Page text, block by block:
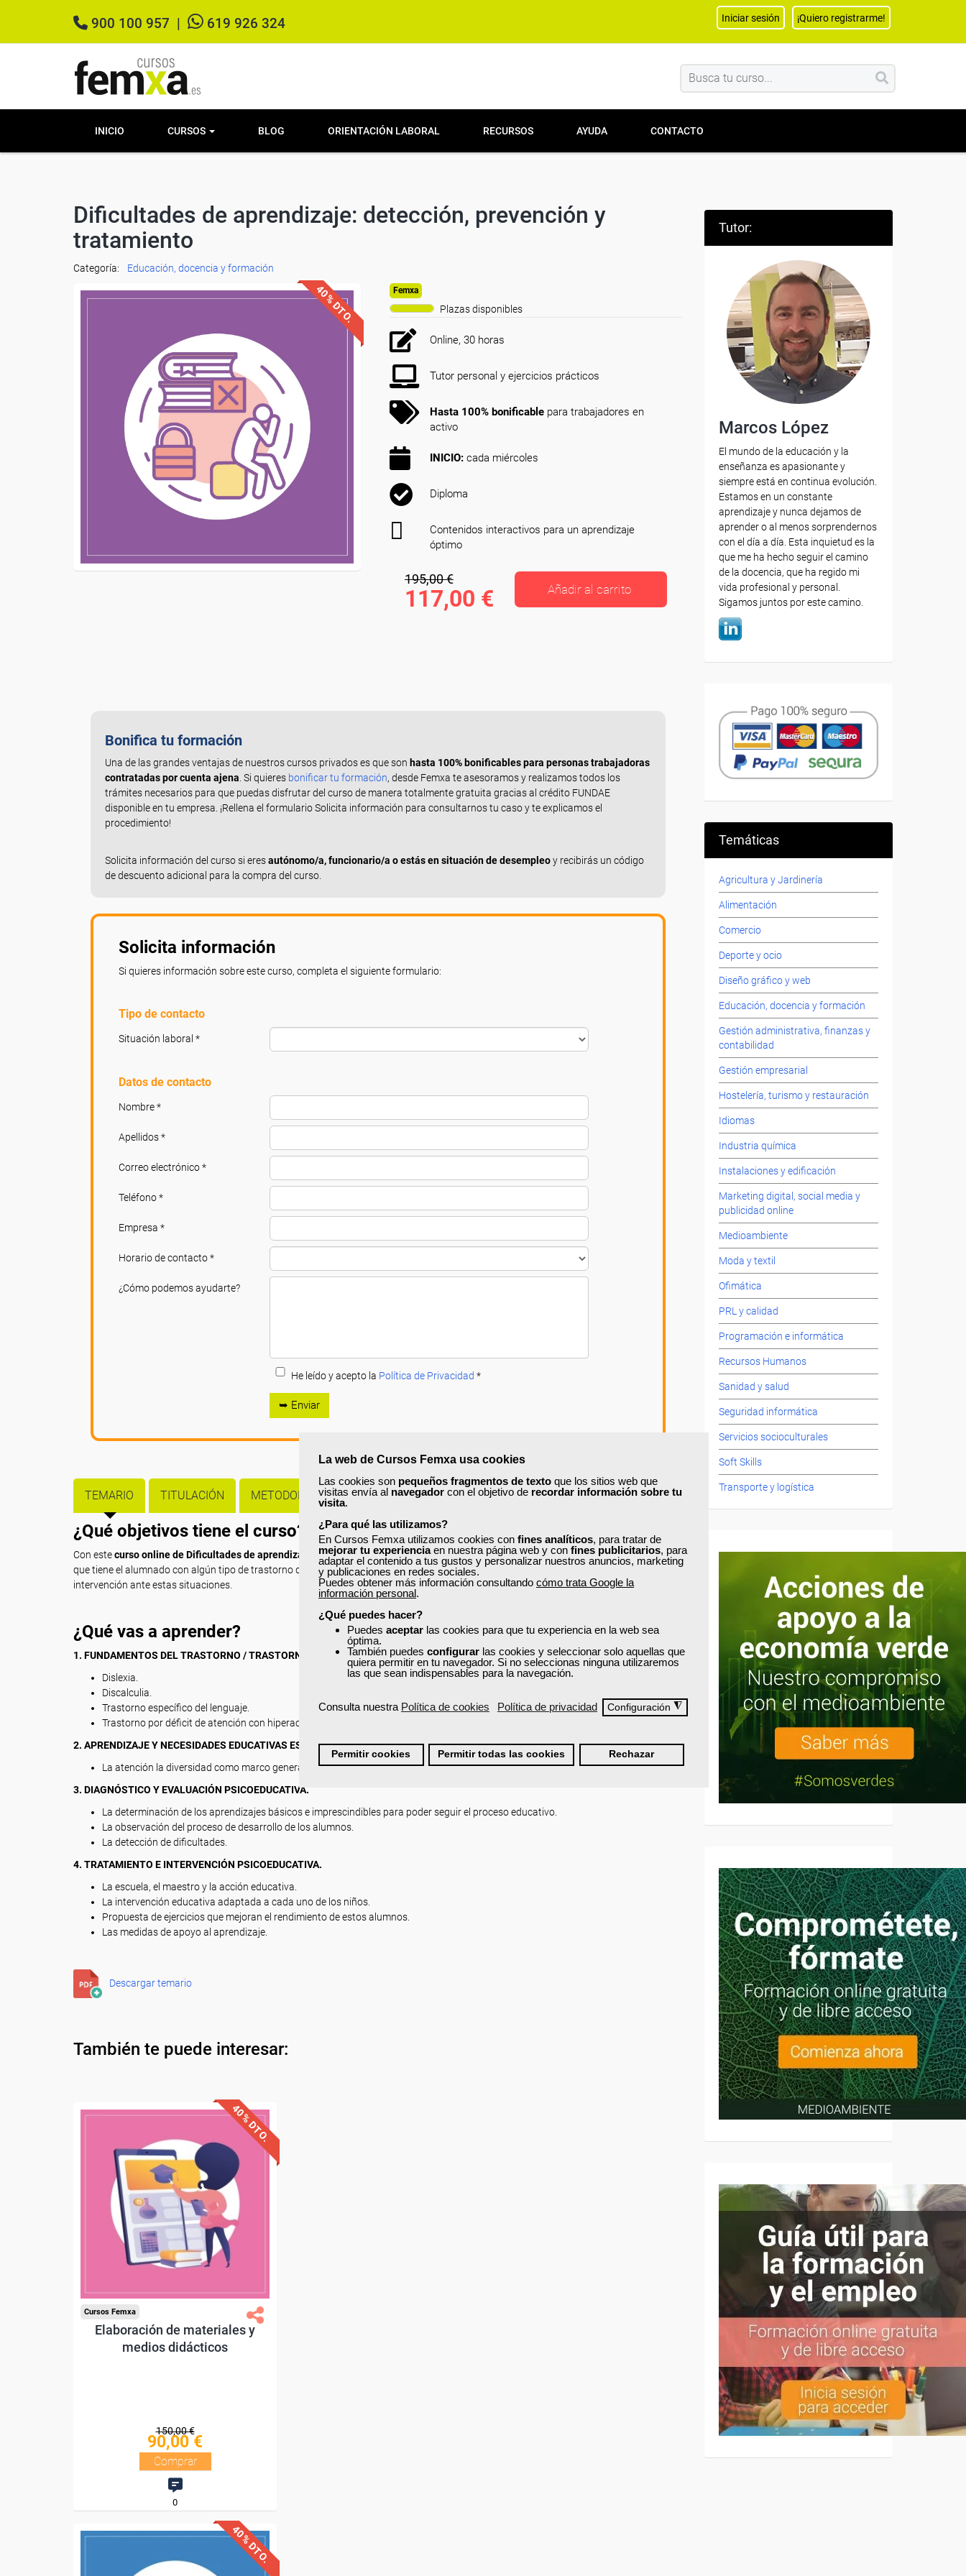
La web de Cursos Femxa usa cookies
Las cookies son pequeños fragmentos de texto que los sitios web que
visitas envía al navegador con el objetivo de recordar información sobre tu
visita.
¿Para qué las utilizamos?
En Cursos Femxa utilizamos cookies con fines analíticos, para tratar de
mejorar tu experienciaen nuestra página web y con fines publicitarios, para
adaptar el contenido a tus gustos y personalizar nuestros anuncios, marketing
y publicaciones en redes sociales.
Puedes obtener más información consultando cómo trata Google la
información personal.
¿Qué puedes hacer?
Puedes aceptar las cookies para que tu experiencia en la web sea
óptima.
También puedes configurar las cookies y seleccionar solo aquellas que
quiera permitir en tu navegador. Si no seleccionas ninguna utilizaremos
las que sean indispensables para la navegación.
Consulta nuestra Política de cookies Política de privacidad Configuración ◮
Permitir cookies Permitir todas las cookies Rechazar
900 100 957 619 926 324 Iniciar sesión ¡Quiero registrarme!
INICIO CURSOS BLOG ORIENTACIÓN LABORAL RECURSOS AYUDA CONTACTO
Dificultades de aprendizaje: detección, prevención y
tratamiento
Categoría: Educación, docencia y formación
40% DTO. Femxa
Plazas disponibles
Online, 30 horas
Tutor personal y ejercicios prácticos
Hasta 100% bonificable para trabajadores en
activo
INICIO: cada miércoles
Diploma
Contenidos interactivos para un aprendizaje
óptimo
195,00 €
117,00 € Añadir al carrito
Bonifica tu formación
Una de las grandes ventajas de nuestros cursos privados es que son hasta 100% bonificables para personas trabajadoras
contratadas por cuenta ajena . Si quieres bonificar tu formación, desde Femxa te asesoramos y realizamos todos los
trámites necesarios para que puedas disfrutar del curso de manera totalmente gratuita gracias al crédito FUNDAE
disponible en tu empresa. ¡Rellena el formulario Solicita información para consultarnos tu caso y te explicamos el
procedimiento!
Solicita información del curso si eresautónomo/a, funcionario/a o estás en situación de desempleoy recibirás un código
de descuento adicional para la compra del curso.
Solicita información
Si quieres información sobre este curso, completa el siguiente formulario:
Tipo de contacto
Situación laboral *
Datos de contacto
Nombre *
Apellidos *
Correo electrónico *
Teléfono *
Empresa *
Horario de contacto *
¿Cómo podemos ayudarte?
He leído y acepto la Política de Privacidad *
➥ Enviar
TEMARIO TITULACIÓN METODOLOGÍA PRECIOS OPINIONES
¿Qué objetivos tiene el curso?
Con estecurso online de Dificultades de aprendizaje: detección, prevención y tratamiento, conocerás las dificultades de aprendizaje
que tiene el alumnado con algún tipo de trastorno de aprendizaje y comprenderás la importancia de la detección, prevención e
intervención ante estas situaciones.
¿Qué vas a aprender?
1. FUNDAMENTOS DEL TRASTORNO / TRASTORNOS DE APRENDIZAJE Y SU DESARROLLO.
Dislexia.
Discalculia.
Trastorno específico del lenguaje.
Trastorno por déficit de atención con hiperactividad - TDAH.
2. APRENDIZAJE Y NECESIDADES EDUCATIVAS ESPECIALES DERIVADAS.
La atención la diversidad como marco general.
3. DIAGNÓSTICO Y EVALUACIÓN PSICOEDUCATIVA.
La determinación de los aprendizajes básicos e imprescindibles para poder seguir el proceso educativo.
La observación del proceso de desarrollo de los alumnos.
La detección de dificultades.
4. TRATAMIENTO E INTERVENCIÓN PSICOEDUCATIVA.
La escuela, el maestro y la acción educativa.
La intervención educativa adaptada a cada uno de los niños.
Propuesta de ejercicios que mejoran el rendimiento de estos alumnos.
Las medidas de apoyo al aprendizaje.
Descargar temario
También te puede interesar:
Descuentos especiales
Sin requisitos de acceso
Diploma.
Compra segura
40% DTO.
Cursos Femxa
Elaboración de materiales y
medios didácticos
150,00 €
90,00 €
Comprar
0
Descuentos especiales
40% DTO.
Tutor:
Marcos López
El mundo de la educación y la
enseñanza es apasionante y
siempre está en continua evolución.
Estamos en un constante
aprendizaje y nunca dejamos de
aprender o al menos sorprendernos
con el día a día. Esta inquietud es la
que me ha hecho seguir el camino
de la docencia, que ha regido mi
vida profesional y personal.
Sigamos juntos por este camino.
Temáticas
Agricultura y Jardinería
Alimentación
Comercio
Deporte y ocio
Diseño gráfico y web
Educación, docencia y formación
Gestión administrativa, finanzas y
contabilidad
Gestión empresarial
Hostelería, turismo y restauración
Idiomas
Industria química
Instalaciones y edificación
Marketing digital, social media y
publicidad online
Medioambiente
Moda y textil
Ofimática
PRL y calidad
Programación e informática
Recursos Humanos
Sanidad y salud
Seguridad informática
Servicios socioculturales
Soft Skills
Transporte y logística